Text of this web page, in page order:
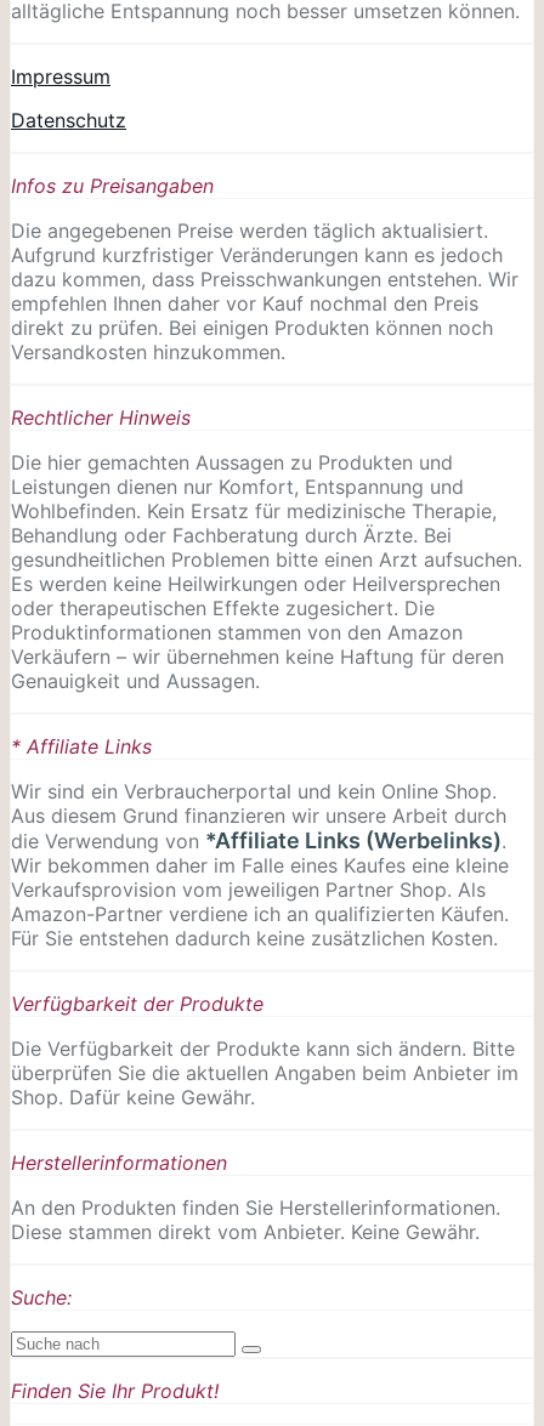
alltägliche Entspannung noch besser umsetzen können.
Impressum
Datenschutz
Infos zu Preisangaben
Die angegebenen Preise werden täglich aktualisiert.
Aufgrund kurzfristiger Veränderungen kann es jedoch
dazu kommen, dass Preisschwankungen entstehen. Wir
empfehlen Ihnen daher vor Kauf nochmal den Preis
direkt zu prüfen. Bei einigen Produkten können noch
Versandkosten hinzukommen.
Rechtlicher Hinweis
Die hier gemachten Aussagen zu Produkten und
Leistungen dienen nur Komfort, Entspannung und
Wohlbefinden. Kein Ersatz für medizinische Therapie,
Behandlung oder Fachberatung durch Ärzte. Bei
gesundheitlichen Problemen bitte einen Arzt aufsuchen.
Es werden keine Heilwirkungen oder Heilversprechen
oder therapeutischen Effekte zugesichert. Die
Produktinformationen stammen von den Amazon
Verkäufern – wir übernehmen keine Haftung für deren
Genauigkeit und Aussagen.
* Affiliate Links
Wir sind ein Verbraucherportal und kein Online Shop.
Aus diesem Grund finanzieren wir unsere Arbeit durch
die Verwendung von *Affiliate Links (Werbelinks).
Wir bekommen daher im Falle eines Kaufes eine kleine
Verkaufsprovision vom jeweiligen Partner Shop. Als
Amazon-Partner verdiene ich an qualifizierten Käufen.
Für Sie entstehen dadurch keine zusätzlichen Kosten.
Verfügbarkeit der Produkte
Die Verfügbarkeit der Produkte kann sich ändern. Bitte
überprüfen Sie die aktuellen Angaben beim Anbieter im
Shop. Dafür keine Gewähr.
Herstellerinformationen
An den Produkten finden Sie Herstellerinformationen.
Diese stammen direkt vom Anbieter. Keine Gewähr.
Suche:
Finden Sie Ihr Produkt!